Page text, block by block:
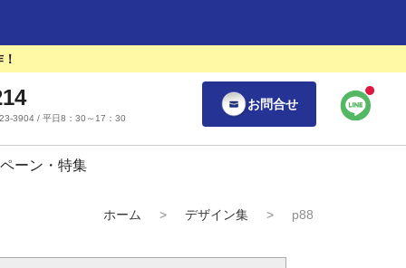
3904 / 平日8：30～17：30
お問合せ
ーン・特集
ホーム > デザイン集 > p88